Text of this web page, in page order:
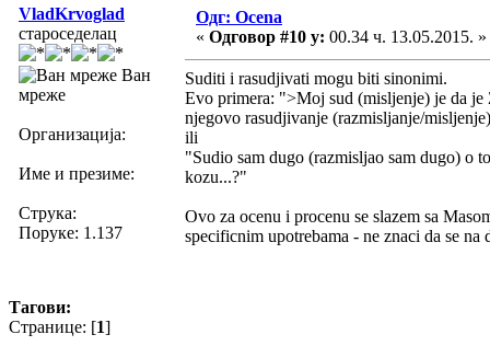
VladKrvoglad
староседелац
Ван
мреже
Организација:
Име и презиме:
Струка:
Поруке: 1.137
Одг: Ocena
« Одговор #10 у: 00.34 ч. 13.05.2015. »
Suditi i rasudjivati mogu biti sinonimi.
Evo primera: ">Moj sud (misljenje) je da
njegovo rasudjivanje (razmisljanje/
ili
"Sudio sam dugo (razmisljao sam dugo) o
kozu...?"
Ovo za ocenu i procenu se slazem sa
specificnim upotrebama - ne znaci da se
Тагови:
Странице: [1]